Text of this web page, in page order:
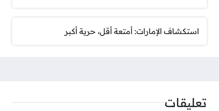
استكشاف الإمارات: أمتعة أقل، حرية أكبر
تعليقات